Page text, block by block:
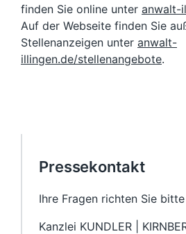
finden Sie online unter anwalt-
Auf der Webseite finden Sie
Stellenanzeigen unter anwalt-
illingen.de/stellenangebote.
Pressekontakt
Ihre Fragen richten Sie
Kanzlei KUNDLER |